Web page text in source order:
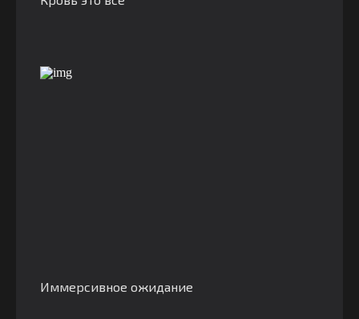
Иммерсивное ожидание